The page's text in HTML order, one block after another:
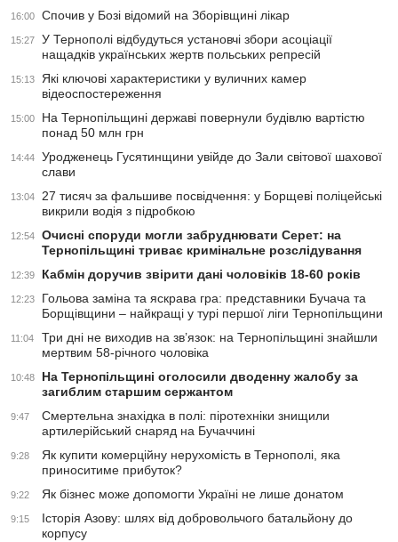
16:00 Спочив у Бозі відомий на Зборівщині лікар
15:27
У Тернополі відбудуться установчі збори асоціації
нащадків українських жертв польських репресій
15:13
Які ключові характеристики у вуличних камер
відеоспостереження
15:00
На Тернопільщині державі повернули будівлю вартістю
понад 50 млн грн
14:44
Уродженець Гусятинщини увійде до Зали світової шахової
слави
13:04
27 тисяч за фальшиве посвідчення: у Борщеві поліцейські
викрили водія з підробкою
12:54
Очисні споруди могли забруднювати Серет: на
Тернопільщині триває кримінальне розслідування
12:39 Кабмін доручив звірити дані чоловіків 18-60 років
12:23
Гольова заміна та яскрава гра: представники Бучача та
Борщівщини – найкращі у турі першої ліги Тернопільщини
11:04
Три дні не виходив на зв’язок: на Тернопільщині знайшли
мертвим 58-річного чоловіка
10:48
На Тернопільщині оголосили дводенну жалобу за
загиблим старшим сержантом
9:47
Смертельна знахідка в полі: піротехніки знищили
артилерійський снаряд на Бучаччині
9:28
Як купити комерційну нерухомість в Тернополі, яка
приноситиме прибуток?
9:22 Як бізнес може допомогти Україні не лише донатом
9:15
Історія Азову: шлях від добровольчого батальйону до
корпусу